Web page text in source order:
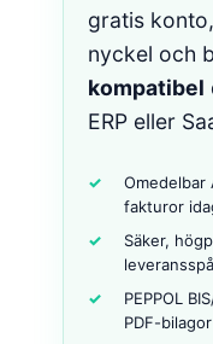
gratis
nyckel och
kompatibel
ERP eller
fakturor
Säker,
PEPPOL
PDF-bilagor